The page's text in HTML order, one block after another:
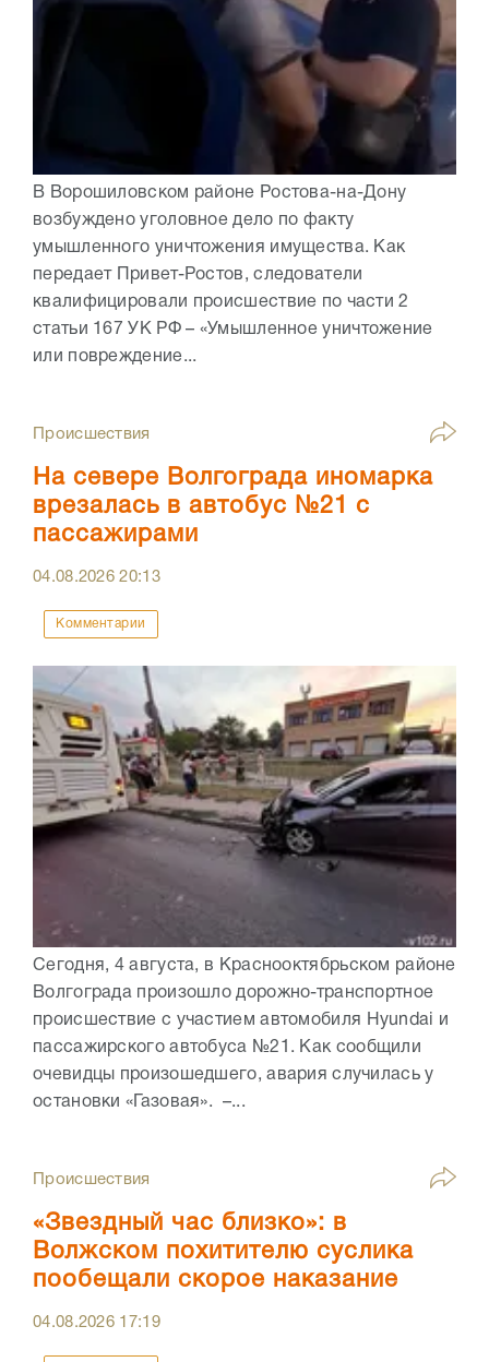
В Ворошиловском районе Ростова-на-Дону
возбуждено уголовное дело по факту
умышленного уничтожения имущества. Как
передает Привет-Ростов, следователи
квалифицировали происшествие по части 2
статьи 167 УК РФ – «Умышленное уничтожение
или повреждение...
Происшествия
На севере Волгограда иномарка
врезалась в автобус №21 с
пассажирами
04.08.202620:13
Комментарии
Сегодня, 4 августа, в Краснооктябрьском районе
Волгограда произошло дорожно-транспортное
происшествие с участием автомобиля Hyundai и
пассажирского автобуса №21. Как сообщили
очевидцы произошедшего, авария случилась у
остановки «Газовая». –...
Происшествия
«Звездный час близко»: в
Волжском похитителю суслика
пообещали скорое наказание
04.08.2026 17:19